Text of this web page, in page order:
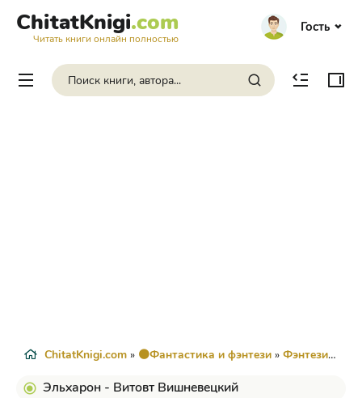
ChitatKnigi.com
Читать книги онлайн полностью
Гость
ChitatKnigi.com » 🟠Фантастика и фэнтези » Фэнтези»
Эльхарон - Витовт Вишневецкий